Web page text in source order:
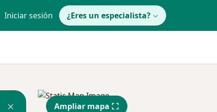
Iniciar sesión ¿Eres un especialista?
Ampliar mapa